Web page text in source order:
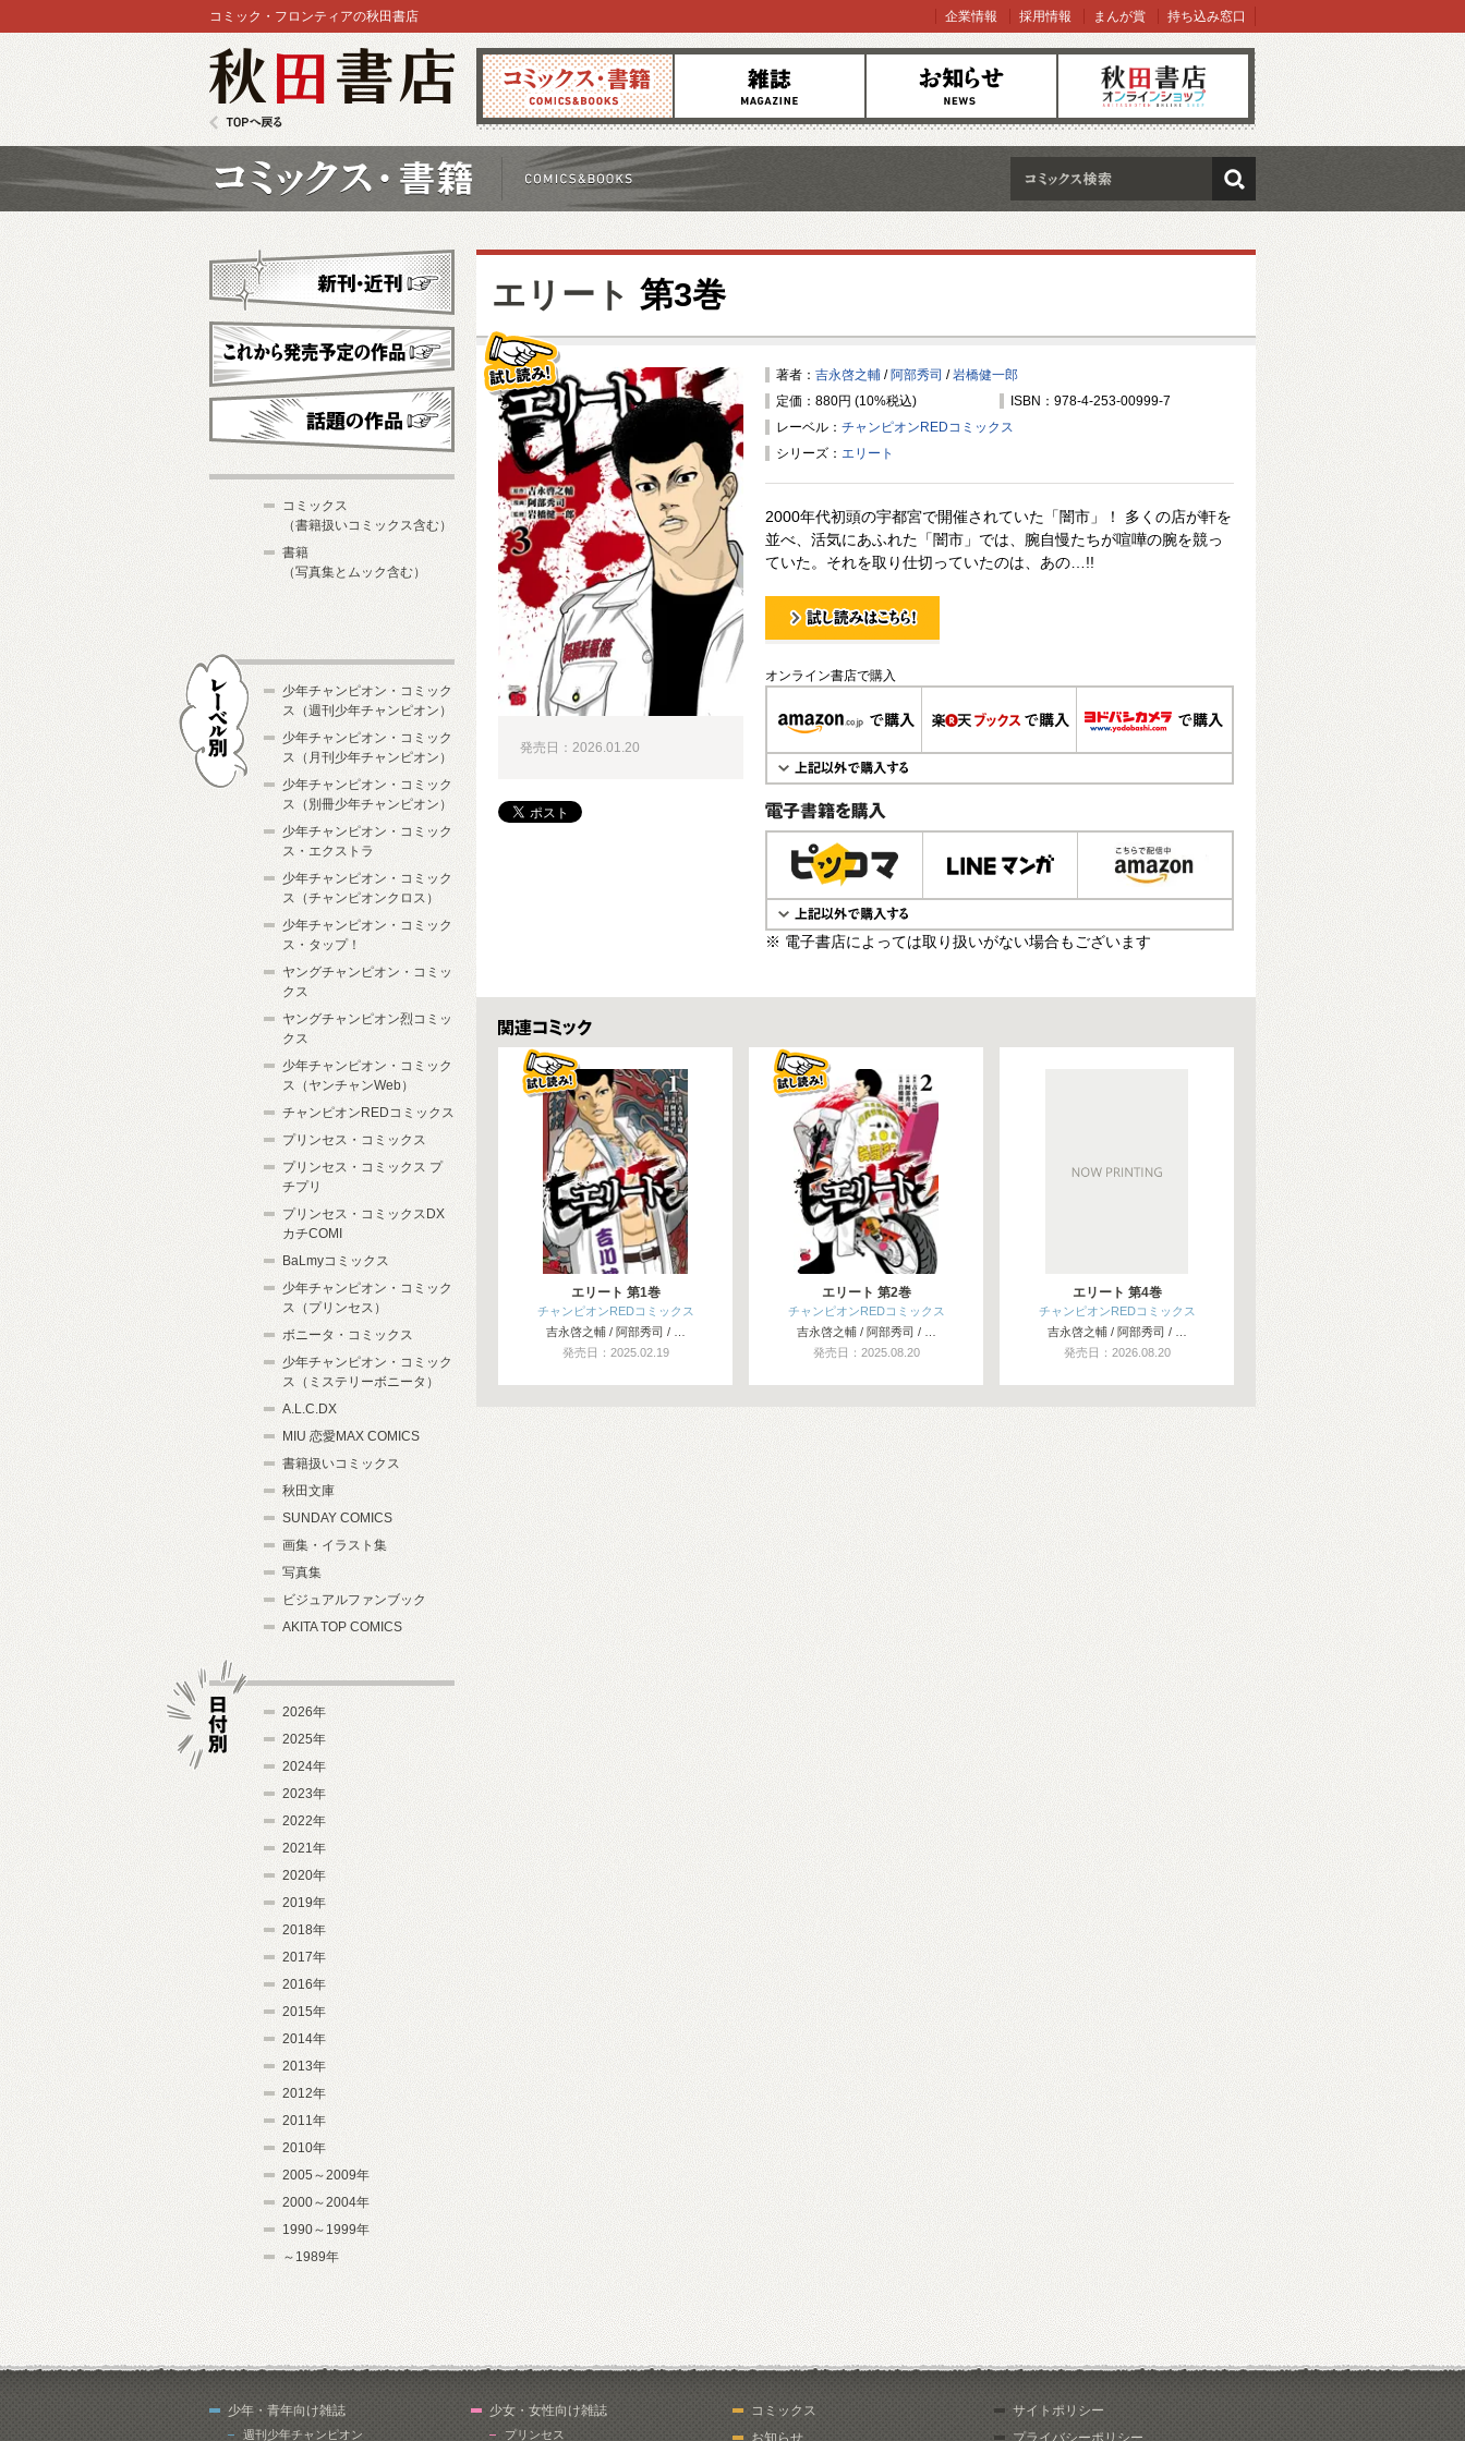
コミックス 雑誌 お知らせ オンラインショップ
コミック・フロンティアの秋田書店 企業情報 採用情報 まんが賞 持ち込み窓口
検索
エリート 第3巻
著者： 吉永啓之輔 / 阿部秀司 /岩橋健一郎
定価：880円 (10%税込)
ISBN：978-4-253-00999-7
レーベル： チャンピオンREDコミックス
シリーズ： エリート
2000年代初頭の宇都宮で開催されていた「闇市」！ 多くの店が軒を
並べ、活気にあふれた「闇市」では、腕自慢たちが喧嘩の腕を競っ
ていた。それを取り仕切っていたのは、あの…!!
試し読み！
オンライン書店で購入
電子書籍で購入
※ 電子書店によっては取り扱いがない場合もございます
発売日：2026.01.20
関連コミックス
エリート 第1巻
チャンピオンREDコミックス
吉永啓之輔 / 阿部秀司 / …
発売日：2025.02.19
エリート 第2巻
チャンピオンREDコミックス
吉永啓之輔 / 阿部秀司 / …
発売日：2025.08.20
エリート 第4巻
チャンピオンREDコミックス
吉永啓之輔 / 阿部秀司 / …
発売日：2026.08.20
新刊・近刊
これから発売予定
コミックス
（書籍扱いコミックス含む）
書籍
（写真集とムック含む）
少年チャンピオン・コミック
ス（週刊少年チャンピオン）
少年チャンピオン・コミック
ス（月刊少年チャンピオン）
少年チャンピオン・コミック
ス（別冊少年チャンピオン）
少年チャンピオン・コミック
ス・エクストラ
少年チャンピオン・コミック
ス（チャンピオンクロス）
少年チャンピオン・コミック
ス・タップ！
ヤングチャンピオン・コミッ
クス
ヤングチャンピオン烈コミッ
クス
少年チャンピオン・コミック
ス（ヤンチャンWeb）
チャンピオンREDコミックス
プリンセス・コミックス
プリンセス・コミックス プ
チプリ
プリンセス・コミックスDX
カチCOMI
BaLmyコミックス
少年チャンピオン・コミック
ス（プリンセス）
ボニータ・コミックス
少年チャンピオン・コミック
ス（ミステリーボニータ）
A.L.C.DX
MIU 恋愛MAX COMICS
書籍扱いコミックス
秋田文庫
SUNDAY COMICS
画集・イラスト集
写真集
ビジュアルファンブック
AKITA TOP COMICS
2026年
2025年
2024年
2023年
2022年
2021年
2020年
2019年
2018年
2017年
2016年
2015年
2014年
2013年
2012年
2011年
2010年
2005～2009年
2000～2004年
1990～1999年
～1989年
少年・青年向け雑誌
週刊少年チャンピオン
少女・女性向け雑誌
プリンセス
コミックス
お知らせ
サイトポリシー
プライバシーポリシー